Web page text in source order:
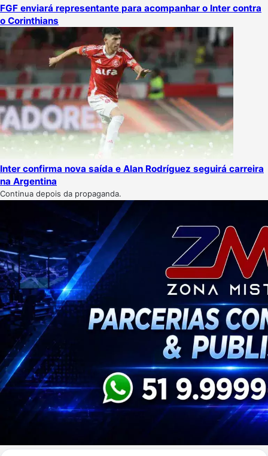
FGF enviará representante para acompanhar o Inter contra
o Corinthians
Inter confirma nova saída e Alan Rodríguez seguirá carreira
na Argentina
Continua depois da propaganda.